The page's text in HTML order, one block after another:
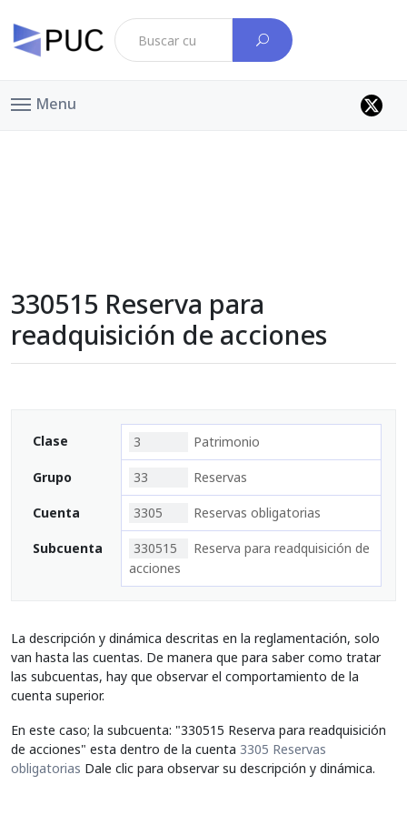
Menu
330515 Reserva para
readquisición de acciones
Clase 3 Patrimonio
Grupo 33 Reservas
Cuenta 3305 Reservas obligatorias
Subcuenta 330515
Reserva para readquisición de
acciones
La descripción y dinámica descritas en la reglamentación, solo
van hasta las cuentas. De manera que para saber como tratar
las subcuentas, hay que observar el comportamiento de la
cuenta superior.
En este caso; la subcuenta: "330515 Reserva para readquisición
de acciones" esta dentro de la cuenta 3305 Reservas
obligatorias Dale clic para observar su descripción y dinámica.